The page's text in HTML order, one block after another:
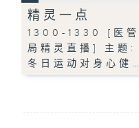
精灵一点
1300-1330 [医管
局精灵直播] 主题:
冬日运动对身心健…